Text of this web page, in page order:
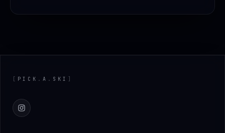
[ PICK . A . SKI ]
Instagram